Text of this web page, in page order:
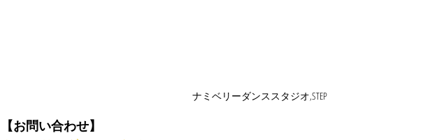
ナミベリーダンススタジオ,STEP
【お問い合わせ】